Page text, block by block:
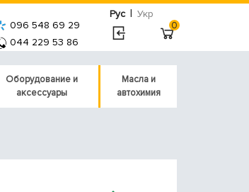
Рус | Укр
096 548 69 29
044 229 53 86
0
Оборудование и
аксессуары
Масла и
автохимия